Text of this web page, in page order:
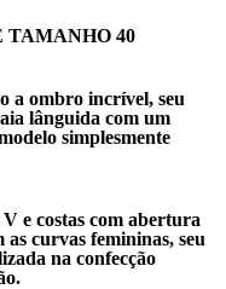
TAMANHO 40
a ombro incrível, seu
lânguida com um
simplesmente
e costas com abertura
curvas femininas, seu
na confecção